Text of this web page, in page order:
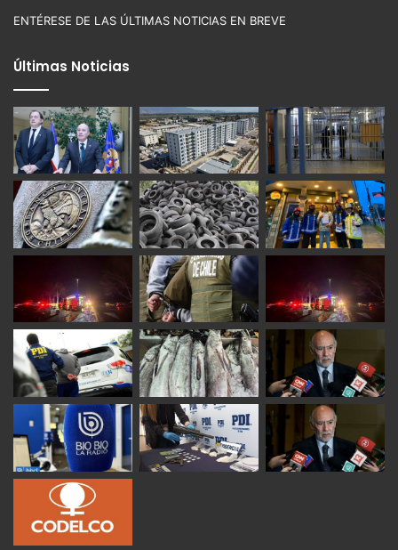
ENTÉRESE DE LAS ÚLTIMAS NOTICIAS EN BREVE
Últimas Noticias